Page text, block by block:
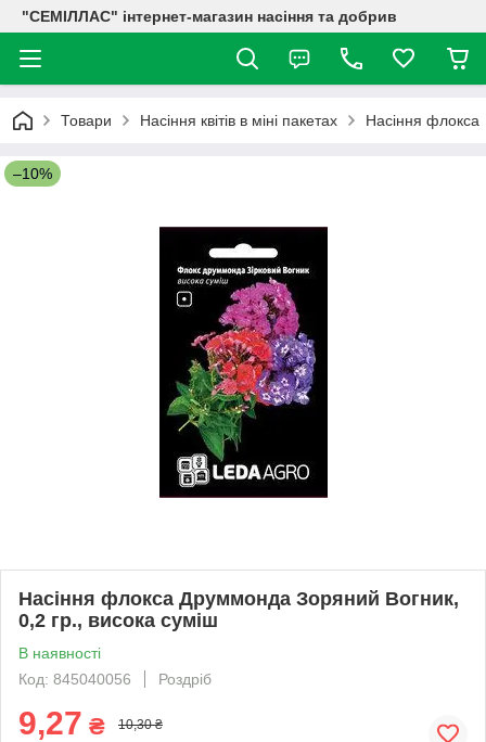
"СЕМІЛЛАС" інтернет-магазин насіння та добрив
Товари Насіння квітів в міні пакетах Насіння флокса
–10%
Насіння флокса Друммонда Зоряний Вогник,
0,2 гр., висока суміш
В наявності
Код: 845040056
Роздріб
9,27 ₴ 10,30 ₴